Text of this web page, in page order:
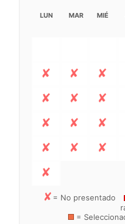
LUN MAR MIÉ
= No presentado
=